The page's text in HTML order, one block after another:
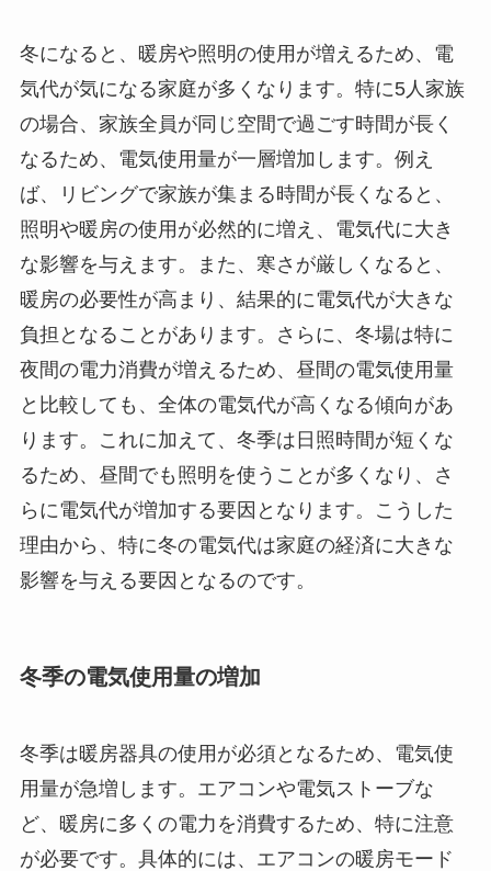
冬になると、暖房や照明の使用が増えるため、電
気代が気になる家庭が多くなります。特に5人家族
の場合、家族全員が同じ空間で過ごす時間が長く
なるため、電気使用量が一層増加します。例え
ば、リビングで家族が集まる時間が長くなると、
照明や暖房の使用が必然的に増え、電気代に大き
な影響を与えます。また、寒さが厳しくなると、
暖房の必要性が高まり、結果的に電気代が大きな
負担となることがあります。さらに、冬場は特に
夜間の電力消費が増えるため、昼間の電気使用量
と比較しても、全体の電気代が高くなる傾向があ
ります。これに加えて、冬季は日照時間が短くな
るため、昼間でも照明を使うことが多くなり、さ
らに電気代が増加する要因となります。こうした
理由から、特に冬の電気代は家庭の経済に大きな
影響を与える要因となるのです。
冬季の電気使用量の増加
冬季は暖房器具の使用が必須となるため、電気使
用量が急増します。エアコンや電気ストーブな
ど、暖房に多くの電力を消費するため、特に注意
が必要です。具体的には、エアコンの暖房モード